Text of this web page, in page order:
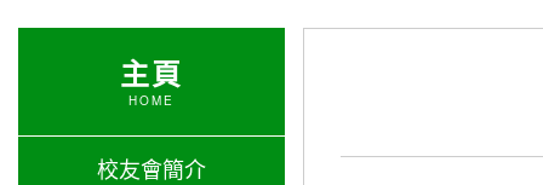
主頁
HOME
校友會簡介